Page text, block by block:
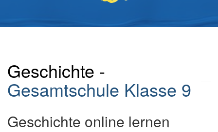
Geschichte -
Gesamtschule Klasse 9
Geschichte online lernen